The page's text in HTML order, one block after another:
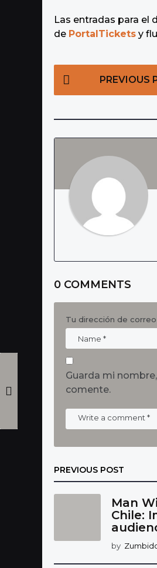
Las entradas para el
de PortalTickets y
P
o
g
t
i
o
PREVIOUS
0 COMMENTS
Tu dirección de
Guarda mi
comente.
PREVIOUS POST
Man
Chile:
by